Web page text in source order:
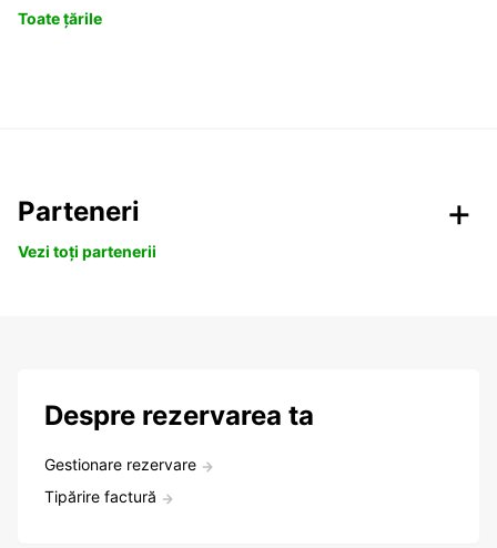
Toate țările
Parteneri
Vezi toți partenerii
Despre rezervarea ta
Gestionare rezervare
Tipărire factură